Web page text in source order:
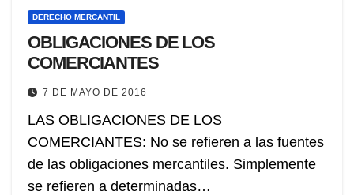
DERECHO MERCANTIL
OBLIGACIONES DE LOS
COMERCIANTES
7 DE MAYO DE 2016
LAS OBLIGACIONES DE LOS
COMERCIANTES: No se refieren a las fuentes
de las obligaciones mercantiles. Simplemente
se refieren a determinadas…